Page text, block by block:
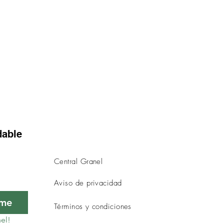
Central Granel
Aviso de privacidad
Términos y condiciones